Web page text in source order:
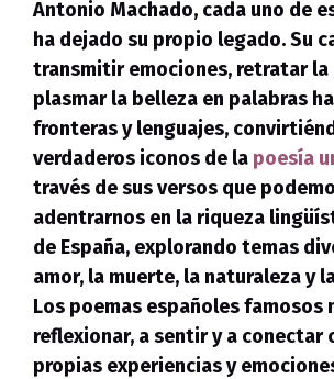
Antonio Machado, cada uno de
ha dejado su propio legado. Su
transmitir emociones, retratar la
plasmar la belleza en palabras
fronteras y lenguajes,
verdaderos iconos de la poesía
través de sus versos que
adentrarnos en la riqueza
de España, explorando temas
amor, la muerte, la naturaleza y
Los poemas españoles famosos
reflexionar, a sentir y a conectar
propias experiencias y